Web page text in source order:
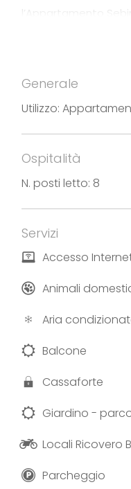
deposito sci, di un
Fotografie e testi
Sebino
Generale
Utilizzo:
Ospitalità
N. posti letto: 8
Servizi
Accesso
Animali
Aria
Balcone
Cassaforte
Giardino -
Locali Ricovero
Parcheggio